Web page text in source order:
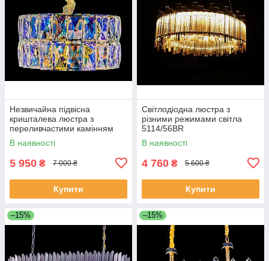
Незвичайна підвісна
кришталева люстра з
переливчастими камінням
J028/500
В наявності
5 950 ₴ 7 000 ₴
Купити
Світлодіодна люстра з
різними режимами світла
5114/56BR
В наявності
4 760 ₴ 5 600 ₴
Купити
–15% –15%